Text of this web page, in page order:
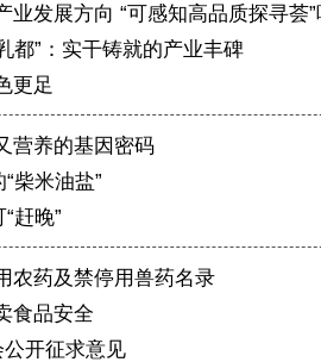
业发展方向 “可感知高品质探寻荟
都”：实干铸就的产业丰碑
更足
营养的基因密码
柴米油盐”
赶晚”
农药及禁停用兽药名录
食品安全
开征求意见
“枫桥式公安派出所”